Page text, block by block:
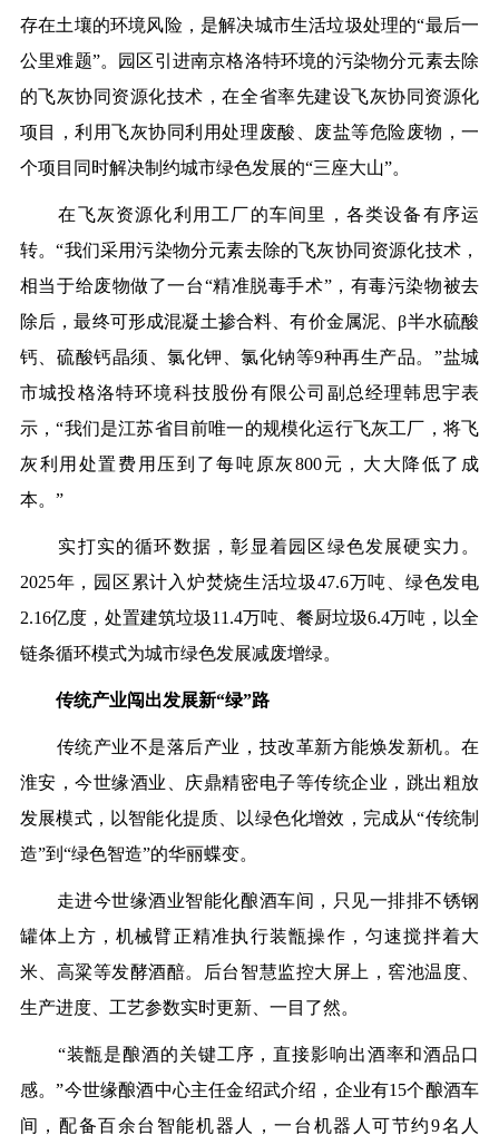
存在土壤的环境风险，是解决城市生活垃圾处理的“最后一
公里难题”。园区引进南京格洛特环境的污染物分元素去除
的飞灰协同资源化技术，在全省率先建设飞灰协同资源化
项目，利用飞灰协同利用处理废酸、废盐等危险废物，一
个项目同时解决制约城市绿色发展的“三座大山”。
在飞灰资源化利用工厂的车间里，各类设备有序运
转。“我们采用污染物分元素去除的飞灰协同资源化技术，
相当于给废物做了一台“精准脱毒手术”，有毒污染物被去
除后，最终可形成混凝土掺合料、有价金属泥、β半水硫酸
钙、硫酸钙晶须、氯化钾、氯化钠等9种再生产品。”盐城
市城投格洛特环境科技股份有限公司副总经理韩思宇表
示，“我们是江苏省目前唯一的规模化运行飞灰工厂，将飞
灰利用处置费用压到了每吨原灰800元，大大降低了成
本。”
实打实的循环数据，彰显着园区绿色发展硬实力。
2025年，园区累计入炉焚烧生活垃圾47.6万吨、绿色发电
2.16亿度，处置建筑垃圾11.4万吨、餐厨垃圾6.4万吨，以全
链条循环模式为城市绿色发展减废增绿。
传统产业闯出发展新“绿”路
传统产业不是落后产业，技改革新方能焕发新机。在
淮安，今世缘酒业、庆鼎精密电子等传统企业，跳出粗放
发展模式，以智能化提质、以绿色化增效，完成从“传统制
造”到“绿色智造”的华丽蝶变。
走进今世缘酒业智能化酿酒车间，只见一排排不锈钢
罐体上方，机械臂正精准执行装甑操作，匀速搅拌着大
米、高粱等发酵酒醅。后台智慧监控大屏上，窖池温度、
生产进度、工艺参数实时更新、一目了然。
“装甑是酿酒的关键工序，直接影响出酒率和酒品口
感。”今世缘酿酒中心主任金绍武介绍，企业有15个酿酒车
间，配备百余台智能机器人，一台机器人可节约9名人